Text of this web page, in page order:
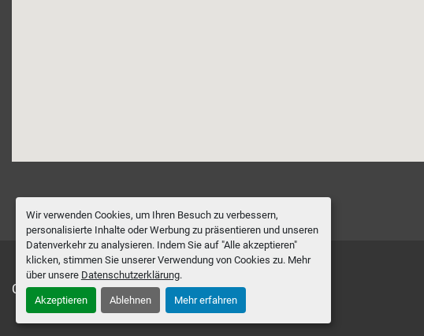
Wir verwenden Cookies, um Ihren Besuch zu verbessern,
personalisierte Inhalte oder Werbung zu präsentieren und unseren
Datenverkehr zu analysieren. Indem Sie auf "Alle akzeptieren"
klicken, stimmen Sie unserer Verwendung von Cookies zu. Mehr
über unsere Datenschutzerklärung.
Akzeptieren Ablehnen Mehr erfahren
Cookie-Einstellungen